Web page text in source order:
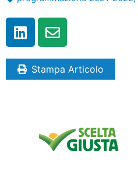
Stampa Articolo